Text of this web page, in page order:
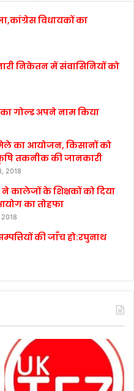
विधायकों का
निकेतन में संवासिनियों को
गोल्ड अपने नाम किया
का आयोजन, किसानों को
तकनीक की जानकारी
2018
कालेजों के शिक्षकों को दिया
का तोहफा
की जाँच हो:रघुनाथ